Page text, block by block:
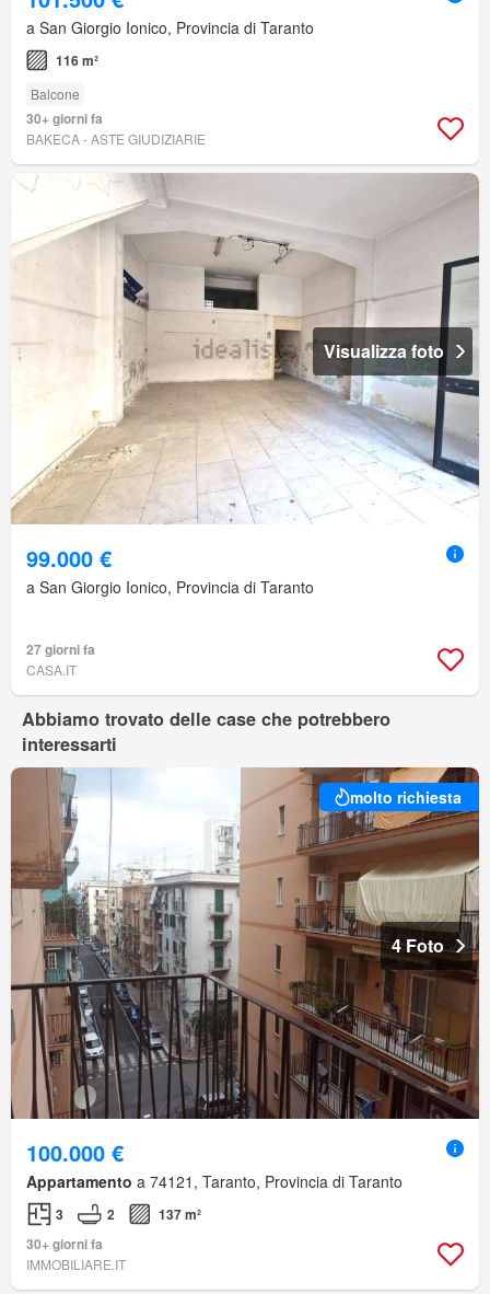
a San Giorgio Ionico, Provincia di Taranto
116 m²
Balcone
30+ giorni fa
BAKECA - ASTE GIUDIZIARIE
Visualizza foto
99.000 €
a San Giorgio Ionico, Provincia di Taranto
27 giorni fa
CASA.IT
Abbiamo trovato delle case che potrebbero
interessarti
molto richiesta
4 Foto
100.000 €
Appartamento a 74121, Taranto, Provincia di Taranto
3 2
137 m²
30+ giorni fa
IMMOBILIARE.IT